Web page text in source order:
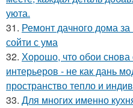
уюта.
31. Ремонт дачного дома за
сойти с ума
32. Хорошо, что обои снова
интерьеров - не как дань
пространство тепло и
33. Для многих именно